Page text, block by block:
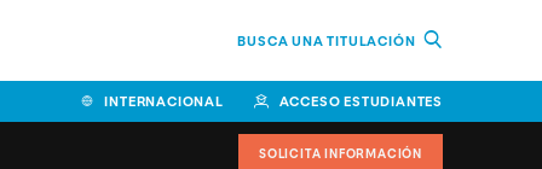
BUSCA UNA TITULACIÓN
INTERNACIONAL ACCESO ESTUDIANTES
SOLICITA INFORMACIÓN